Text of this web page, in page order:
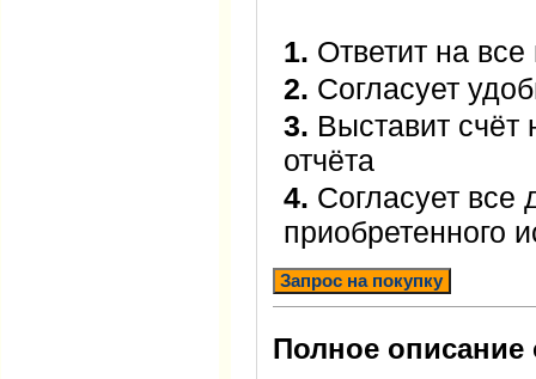
1. Ответит на
2. Согласует
3. Выставит счёт
отчёта
4. Согласует все
приобретенного
Запрос на покупку
Полное описание